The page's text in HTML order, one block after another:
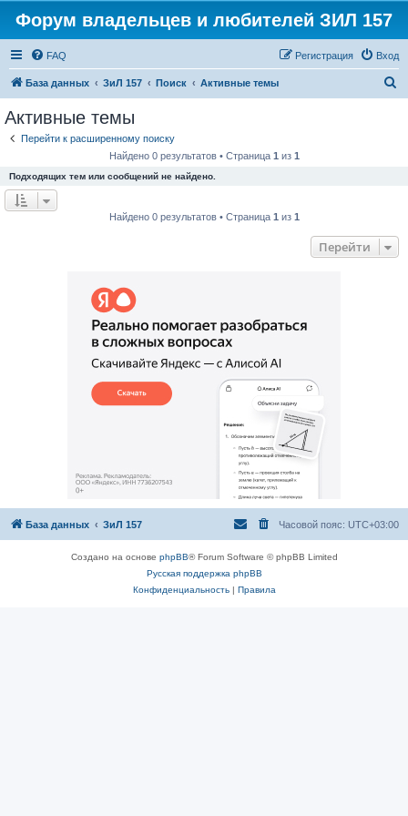
Форум владельцев и любителей ЗИЛ 157
FAQ Вход
Регистрация
База данных ЗиЛ 157 Поиск Активные темы
Активные темы
Перейти к расширенному поиску
Найдено 0 результатов • Страница 1 из 1
Подходящих тем или сообщений не найдено.
Найдено 0 результатов • Страница 1 из 1
Перейти
База данных ЗиЛ 157 Часовой пояс: UTC+03:00
Создано на основе phpBB® Forum Software © phpBB Limited
Русская поддержка phpBB
Конфиденциальность| Правила